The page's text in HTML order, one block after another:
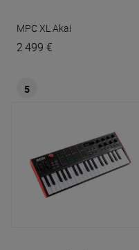
MPC XL Akai
2 499 €
5